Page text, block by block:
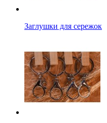
Заглушки для сережок